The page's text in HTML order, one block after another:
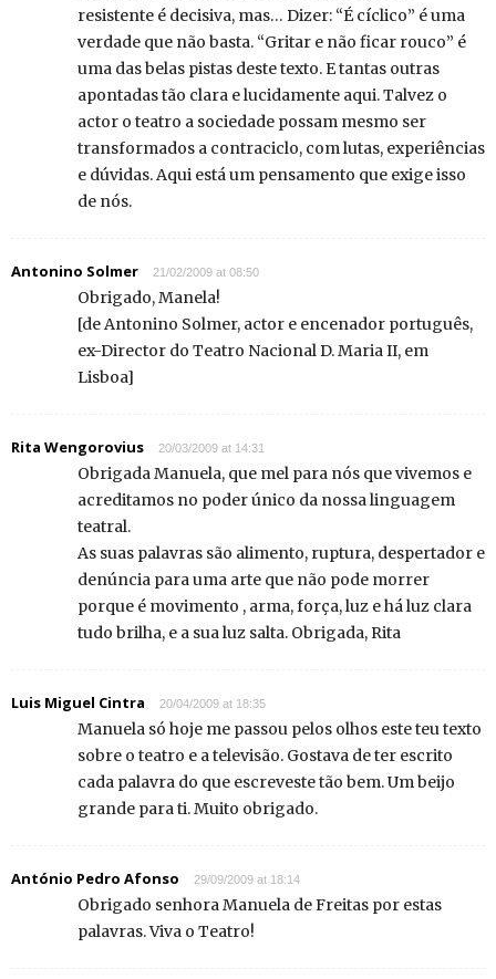
resistente é decisiva, mas… Dizer: “É cíclico” é uma
verdade que não basta. “Gritar e não ficar rouco” é
uma das belas pistas deste texto. E tantas outras
apontadas tão clara e lucidamente aqui. Talvez o
actor o teatro a sociedade possam mesmo ser
transformados a contraciclo, com lutas, experiências
e dúvidas. Aqui está um pensamento que exige isso
de nós.
Antonino Solmer 21/02/2009 at 08:50
Obrigado, Manela!
[de Antonino Solmer, actor e encenador português,
ex-Director do Teatro Nacional D. Maria II, em
Lisboa]
Rita Wengorovius 20/03/2009 at 14:31
Obrigada Manuela, que mel para nós que vivemos e
acreditamos no poder único da nossa linguagem
teatral.
As suas palavras são alimento, ruptura, despertador e
denúncia para uma arte que não pode morrer
porque é movimento , arma, força, luz e há luz clara
tudo brilha, e a sua luz salta. Obrigada, Rita
Luis Miguel Cintra 20/04/2009 at 18:35
Manuela só hoje me passou pelos olhos este teu texto
sobre o teatro e a televisão. Gostava de ter escrito
cada palavra do que escreveste tão bem. Um beijo
grande para ti. Muito obrigado.
António Pedro Afonso 29/09/2009 at 18:14
Obrigado senhora Manuela de Freitas por estas
palavras. Viva o Teatro!